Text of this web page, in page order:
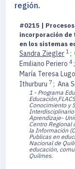
región.
#0215 |
incorporación de
en los sistemas
Sandra Ziegler 1 ;
Emiliano Periero 4 ;
María Teresa Lugo
Ithurburu 7 ; Ana
1 - Programa
Conocimiento y
Aprendizaje-
Centro Regional
la Información
Publicas en
Nacional de
educación,
Quilmes.